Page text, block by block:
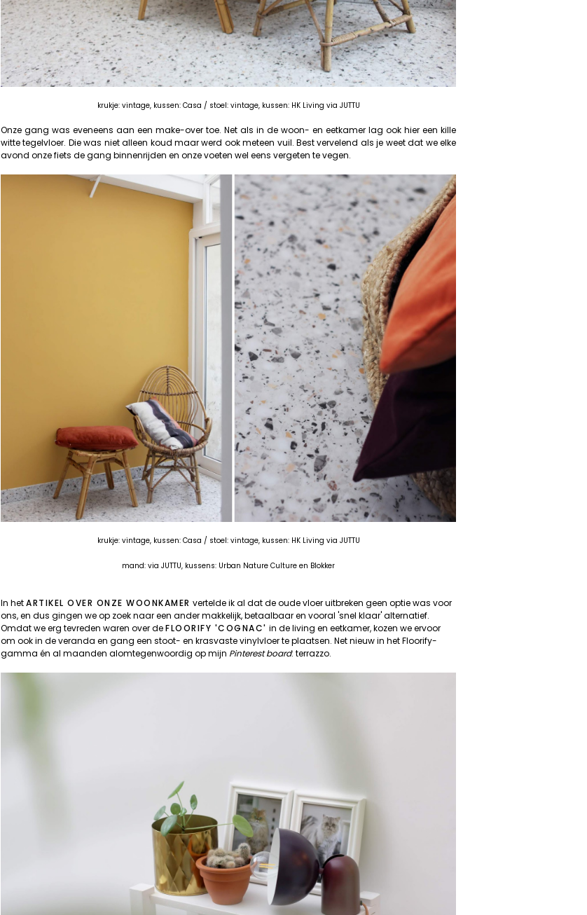
krukje: vintage, kussen: Casa / stoel: vintage, kussen: HK Living via JUTTU
Onze gang was eveneens aan een make-over toe. Net als in de woon- en eetkamer lag ook hier een kille
witte tegelvloer. Die was niet alleen koud maar werd ook meteen vuil. Best vervelend als je weet dat we elke
avond onze fiets de gang binnenrijden en onze voeten wel eens vergeten te vegen.
krukje: vintage, kussen: Casa / stoel: vintage, kussen: HK Living via JUTTU
mand: via JUTTU, kussens: Urban Nature Culture en Blokker
In hetARTIKEL OVER ONZE WOONKAMER vertelde ik al dat de oude vloer uitbreken geen optie was voor
ons, en dus gingen we op zoek naar een ander makkelijk, betaalbaar en vooral 'snel klaar' alternatief.
Omdat we erg tevreden waren over deFLOORIFY 'COGNAC' in de living en eetkamer, kozen we ervoor
om ook in de veranda en gang een stoot- en krasvaste vinylvloer te plaatsen. Net nieuw in het Floorify-
gamma én al maanden alomtegenwoordig op mijn Pinterest board: terrazzo.